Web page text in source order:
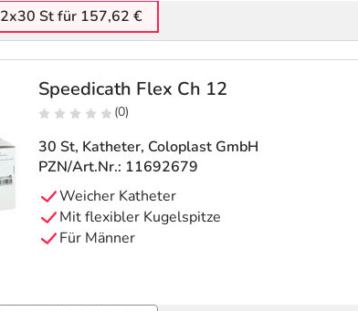
2x30 St für 157,62 €
Speedicath Flex Ch 12
(0)
30 St, Katheter, Coloplast GmbH
PZN/Art.Nr.: 11692679
Weicher Katheter
Mit flexibler Kugelspitze
Für Männer